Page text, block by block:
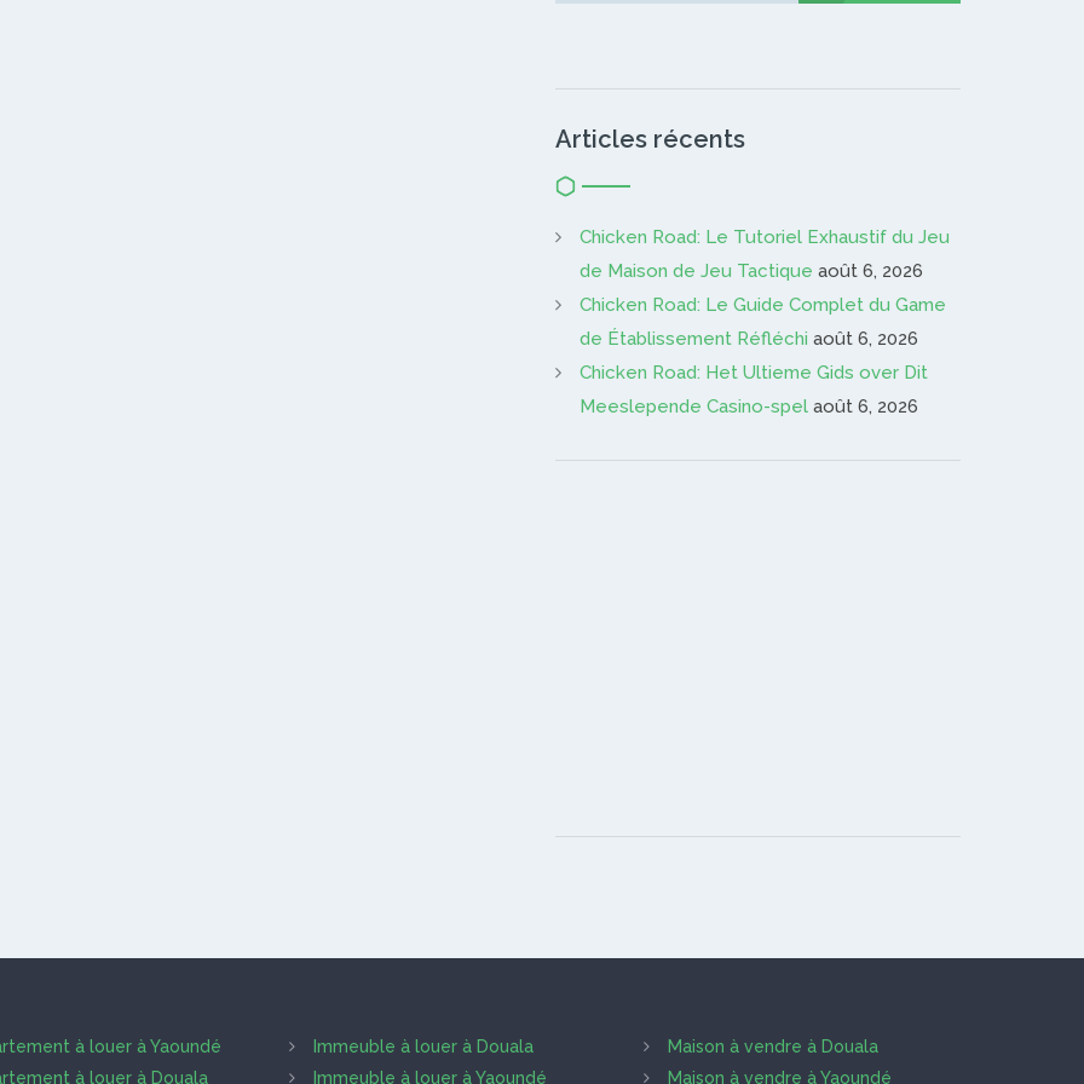
Articles récents
Chicken Road: Le Tutoriel Exhaustif du Jeu
de Maison de Jeu Tactique août 6, 2026
Chicken Road: Le Guide Complet du Game
de Établissement Réfléchi août 6, 2026
Chicken Road: Het Ultieme Gids over Dit
Meeslepende Casino-spel août 6, 2026
à louer à Yaoundé
à louer à Douala
Immeuble à louer à Douala
Immeuble à louer à Yaoundé
Maison à vendre à Douala
Maison à vendre à Yaoundé